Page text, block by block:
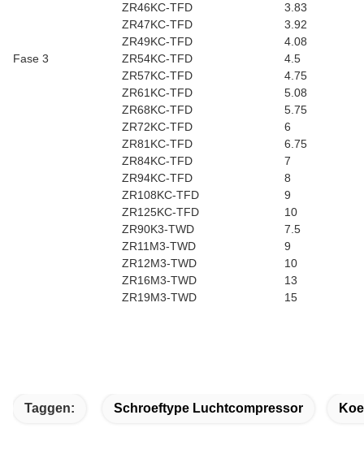
Fase 3
ZR46KC-TFD
3.83
ZR47KC-TFD
3.92
ZR49KC-TFD
4.08
ZR54KC-TFD
4.5
ZR57KC-TFD
4.75
ZR61KC-TFD
5.08
ZR68KC-TFD
5.75
ZR72KC-TFD
6
ZR81KC-TFD
6.75
ZR84KC-TFD
7
ZR94KC-TFD
8
ZR108KC-TFD
9
ZR125KC-TFD
10
ZR90K3-TWD
7.5
ZR11M3-TWD
9
ZR12M3-TWD
10
ZR16M3-TWD
13
ZR19M3-TWD
15
Taggen: Schroeftype Luchtcompressor